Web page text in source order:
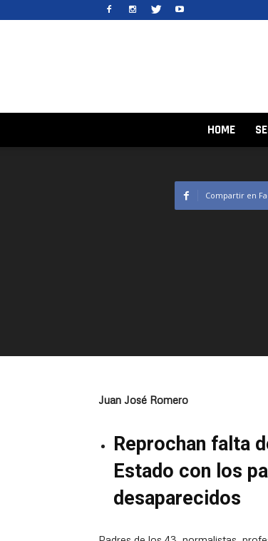
HOME
Compartir en
Juan José Romero
Reprochan falta
Estado con los
desaparecidos